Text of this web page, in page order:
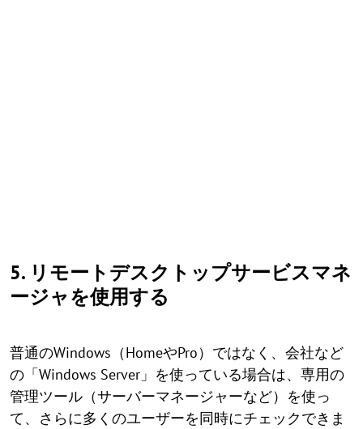
5. リモートデスクトップサービスマネ
ージャを使用する
普通のWindows（HomeやPro）ではなく、会社など
の「Windows Server」を使っている場合は、専用の
管理ツール（サーバーマネージャーなど）を使っ
て、さらに多くのユーザーを同時にチェックできま